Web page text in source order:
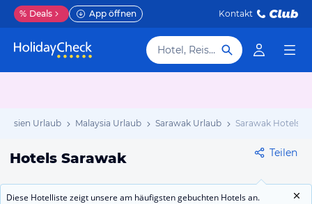
% Deals App öffnen Kontakt
Hotel, Reiseziel
Asien Urlaub Malaysia Urlaub Sarawak Urlaub Sarawak Hotels
Hotels Sarawak Teilen
Diese Hotelliste zeigt unsere am häufigsten gebuchten Hotels an.